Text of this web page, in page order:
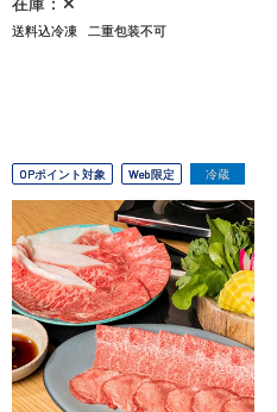
送料込冷凍 二重包装不可
OPポイント対象 Web限定 冷蔵